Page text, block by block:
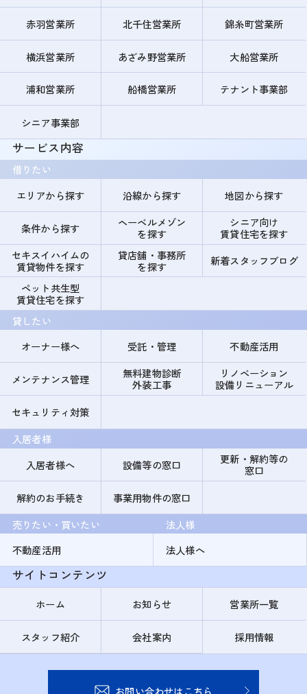
赤羽営業所 北千住営業所 錦糸町営業所
横浜営業所 あざみ野営業所 大船営業所
浦和営業所 船橋営業所 テナント事業部
シニア事業部
サービス内容
借りたい
エリアから探す
沿線から探す 地図から探す
条件から探す
ヘーベルメゾン
を探す
シニア向け
賃貸住宅を探す
セキスイハイムの
賃貸物件を探す
貸店舗・事務所
を探す
新着スタッフブログ
ペット共生型
賃貸住宅を探す
貸したい
オーナー様へ
受託・管理 不動産活用
メンテナンス管理
無料建物診断
外装工事
リノベーション
設備リニューアル
セキュリティ対策
入居者様
入居者様へ
設備等の窓口
更新・解約等の
窓口
解約のお手続き
事業用物件の窓口
売りたい・買いたい
不動産活用
法人様
法人様へ
サイトコンテンツ
ホーム お知らせ 営業所一覧
スタッフ紹介 会社案内 採用情報
お問い合わせはこちら